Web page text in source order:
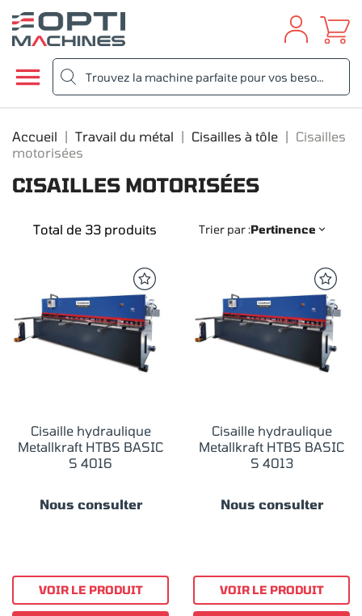

Accueil Travail du métal Cisailles à tôle
Cisailles
motorisées
CISAILLES MOTORISÉES
Trier par :Pertinence 
Total de 33 produits
Cisaille hydraulique
Metallkraft HTBS BASIC
S 4016
Nous consulter
VOIR LE PRODUIT
Cisaille hydraulique
Metallkraft HTBS BASIC
S 4013
Nous consulter
VOIR LE PRODUIT